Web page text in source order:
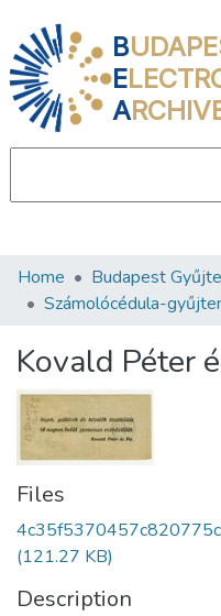
B
E
A
Communities &
Statistics
About us
Home Budapest
Számolócédula-
Kovald Péter
Files
(121.27 KB)
Description